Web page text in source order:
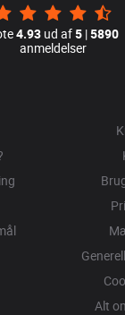
4.93 ud af5 |5890
anmeldelser
Alt